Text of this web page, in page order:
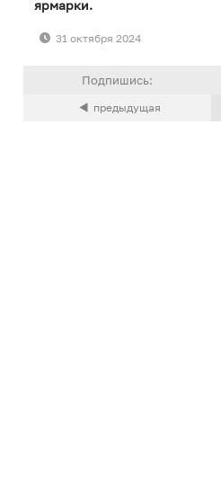
ярмарки.
31 октября 2024